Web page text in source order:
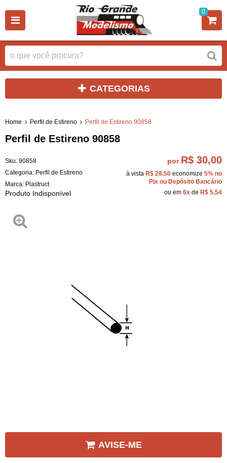
0
CATEGORIAS
Home Perfil de Estireno Perfil de Estireno 90858
Perfil de Estireno 90858
Sku: 90858
Categoria: Perfil de Estireno
Marca: Plastruct
Produto Indisponível
por R$ 30,00
à vista R$ 28,50 economize 5% no
Pix ou Depósito Bancário
ou em 6x de R$ 5,54
AVISE-ME